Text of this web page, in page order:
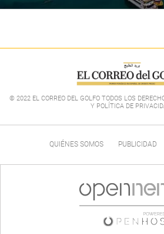
© 2022 EL CORREO DEL GOLFO TODOS LOS
Y POLÍTICA DE
QUIÉNES SOMOS PUBLICIDAD